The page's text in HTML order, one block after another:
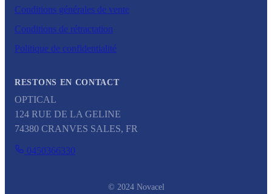
Conditions générales de vente
Conditions de rétractation
Politique de confidentialité
RESTONS EN CONTACT
OPTICAL
124 RUE DE LA GELINE
74380 CRANVES SALES, FR
0450366330
© 2024 Novacel